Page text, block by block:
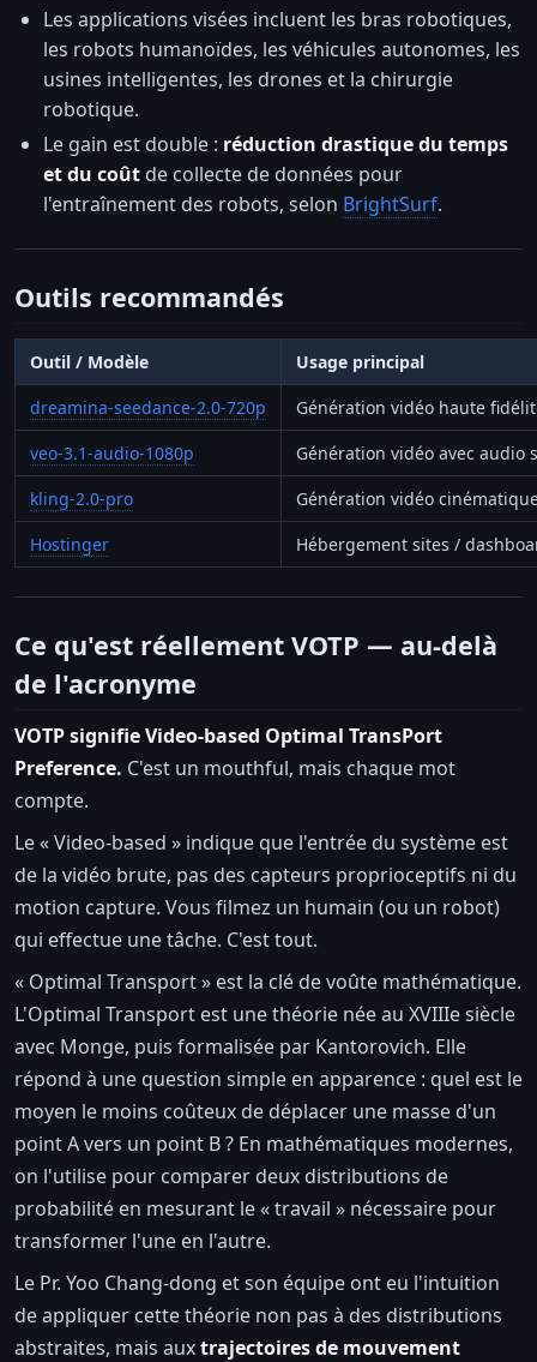
Les applications visées incluent les bras robotiques,
les robots humanoïdes, les véhicules autonomes, les
usines intelligentes, les drones et la chirurgie
robotique.
Le gain est double : réduction drastique du temps
et du coût de collecte de données pour
l'entraînement des robots, selon BrightSurf.
Outils recommandés
Outil / Modèle
Usage principal
dreamina-seedance-2.0-720p
Génération vidéo haute
veo-3.1-audio-1080p
Génération vidéo avec audio
kling-2.0-pro
Génération vidéo
Hostinger
Hébergement sites /
Ce qu'est réellement VOTP — au-delà
de l'acronyme
VOTP signifie Video-based Optimal TransPort
Preference. C'est un mouthful, mais chaque mot
compte.
Le « Video-based » indique que l'entrée du système est
de la vidéo brute, pas des capteurs proprioceptifs ni du
motion capture. Vous filmez un humain (ou un robot)
qui effectue une tâche. C'est tout.
« Optimal Transport » est la clé de voûte mathématique.
L'Optimal Transport est une théorie née au XVIIIe siècle
avec Monge, puis formalisée par Kantorovich. Elle
répond à une question simple en apparence : quel est le
moyen le moins coûteux de déplacer une masse d'un
point A vers un point B ? En mathématiques modernes,
on l'utilise pour comparer deux distributions de
probabilité en mesurant le « travail » nécessaire pour
transformer l'une en l'autre.
Le Pr. Yoo Chang-dong et son équipe ont eu l'intuition
de appliquer cette théorie non pas à des distributions
abstraites, mais auxtrajectoires de mouvement